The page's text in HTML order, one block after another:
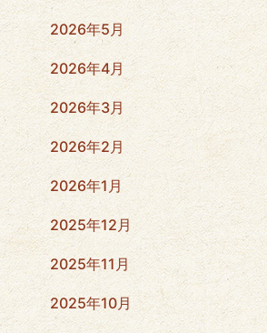
2026年5月
2026年4月
2026年3月
2026年2月
2026年1月
2025年12月
2025年11月
2025年10月